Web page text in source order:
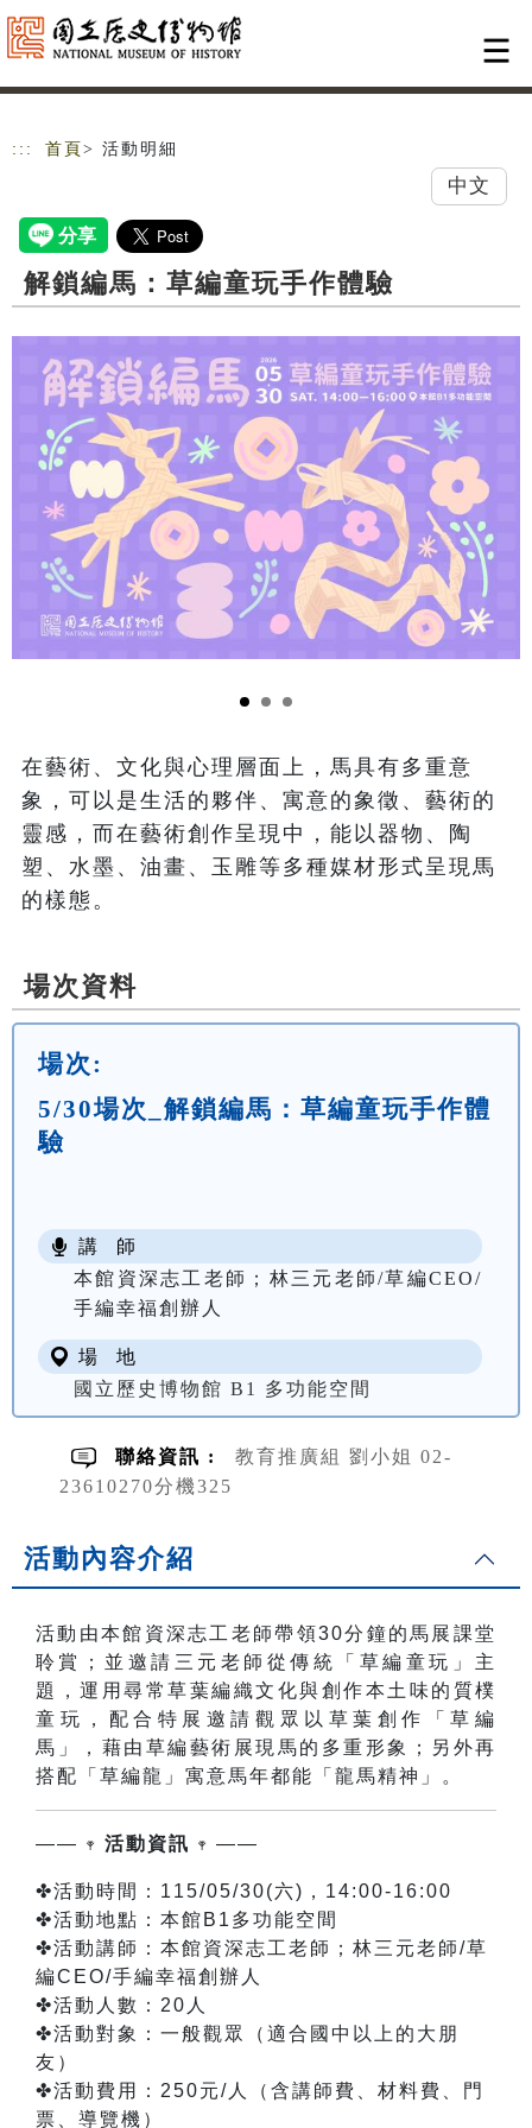
跳到主要內容
網站導覽
::: 首頁 > 活動明細
中文
解鎖編馬：草編童玩手作體驗
在藝術、文化與心理層面上，馬具有多重意
象，可以是生活的夥伴、寓意的象徵、藝術的
靈感，而在藝術創作呈現中，能以器物、陶
塑、水墨、油畫、玉雕等多種媒材形式呈現馬
的樣態。
場次資料
場次:
5/30場次_解鎖編馬：草編童玩手作體
驗
講 師
本館資深志工老師；林三元老師/草編CEO/
手編幸福創辦人
場 地
國立歷史博物館 B1 多功能空間
聯絡資訊 :
教育推廣組 劉小姐 02-
23610270分機325
活動內容介紹
活動由本館資深志工老師帶領30分鐘的馬展課堂
聆賞；並邀請三元老師從傳統「草編童玩」主
題，運用尋常草葉編織文化與創作本土味的質樸
童玩，配合特展邀請觀眾以草葉創作「草編
馬」，藉由草編藝術展現馬的多重形象；另外再
搭配「草編龍」寓意馬年都能「龍馬精神」。
—— 𖥧 活動資訊 𖥧 ——
✤活動時間：115/05/30(六)，14:00-16:00
✤活動地點：本館B1多功能空間
✤活動講師：本館資深志工老師；林三元老師/草
編CEO/手編幸福創辦人
✤活動人數：20人
✤活動對象：一般觀眾（適合國中以上的大朋
友）
✤活動費用：250元/人（含講師費、材料費、門
票、導覽機）